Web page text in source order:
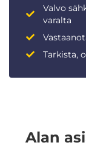
Valvo
varalta
Tarkista,
Alan